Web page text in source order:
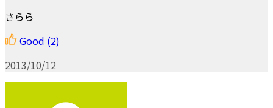
さらら
Good (2)
2013/10/12